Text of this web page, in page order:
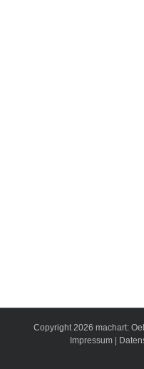
Copyright2026 machart:
Impressum